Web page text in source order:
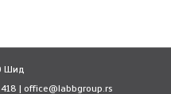
Шид
418 | office@labbgroup.rs